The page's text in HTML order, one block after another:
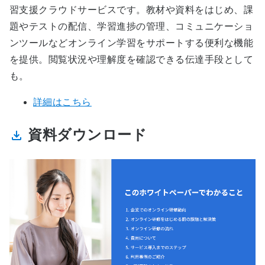
習支援クラウドサービスです。教材や資料をはじめ、課
題やテストの配信、学習進捗の管理、コミュニケーショ
ンツールなどオンライン学習をサポートする便利な機能
を提供。閲覧状況や理解度を確認できる伝達手段として
も。
詳細はこちら
資料ダウンロード